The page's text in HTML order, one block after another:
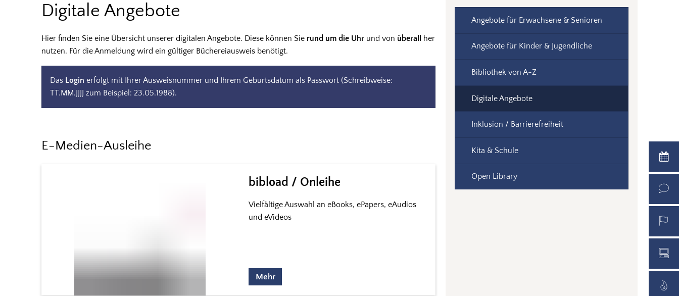
Digitale
Angebote
Digitale Angebote
Hier finden Sie eine Übersicht unserer digitalen Angebote. Diese können Sie rund um die Uhr und von überall
her
nutzen. Für die Anmeldung wird ein gültiger Büchereiausweis benötigt.
Das Login erfolgt mit Ihrer Ausweisnummer und Ihrem Geburtsdatum als Passwort (Schreibweise:
TT.MM.JJJJ zum Beispiel: 23.05.1988).
E-Medien-Ausleihe
bibload / Onleihe
Vielfältige Auswahl an eBooks, ePapers, eAudios
und eVideos
Mehr
Angebote für Erwachsene & Senioren
Angebote für Kinder & Jugendliche
Bibliothek von A-Z
Digitale Angebote
Inklusion / Barrierefreiheit
Kita & Schule
Open Library